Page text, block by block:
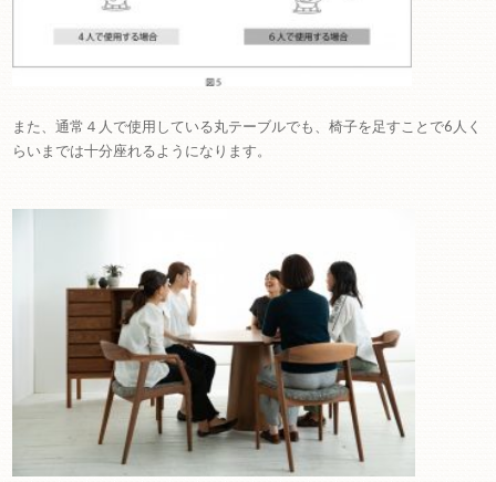
また、通常４人で使用している丸テーブルでも、椅子を足すことで6人く
らいまでは十分座れるようになります。